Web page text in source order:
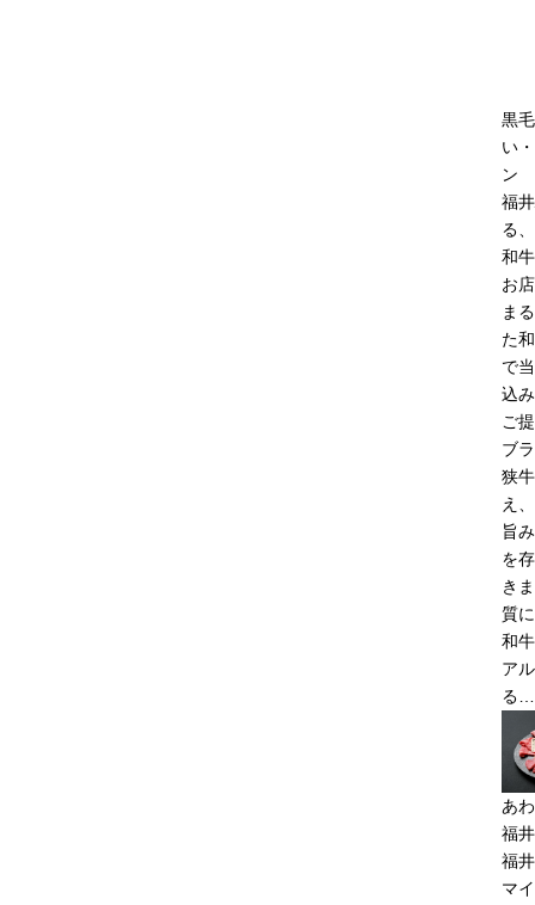
黒
い
ン
福
る
和
お
ま
た
で
込
ご
ブ
狭
え
旨
を
き
質
和
ア
る…
あ
福
福
マ